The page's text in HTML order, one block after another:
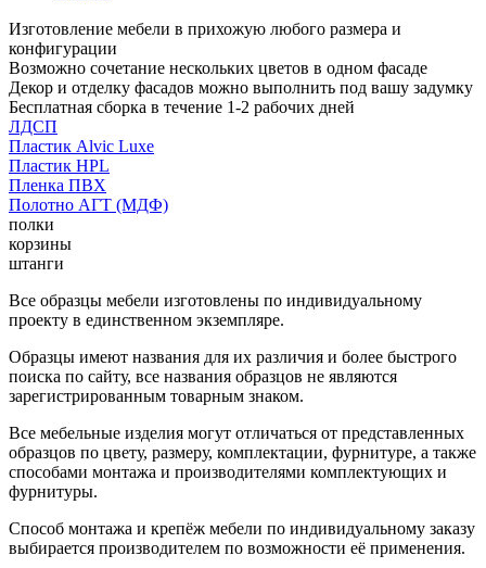
Изготовление мебели в прихожую любого размера и
конфигурации
Возможно сочетание нескольких цветов в одном фасаде
Декор и отделку фасадов можно выполнить под вашу задумку
Бесплатная сборка в течение 1-2 рабочих дней
ЛДСП
Пластик Alvic Luxe
Пластик HPL
Пленка ПВХ
Полотно АГТ (МДФ)
полки
корзины
штанги
Все образцы мебели изготовлены по индивидуальному
проекту в единственном экземпляре.
Образцы имеют названия для их различия и более быстрого
поиска по сайту, все названия образцов не являются
зарегистрированным товарным знаком.
Все мебельные изделия могут отличаться от представленных
образцов по цвету, размеру, комплектации, фурнитуре, а также
способами монтажа и производителями комплектующих и
фурнитуры.
Способ монтажа и крепёж мебели по индивидуальному заказу
выбирается производителем по возможности её применения.